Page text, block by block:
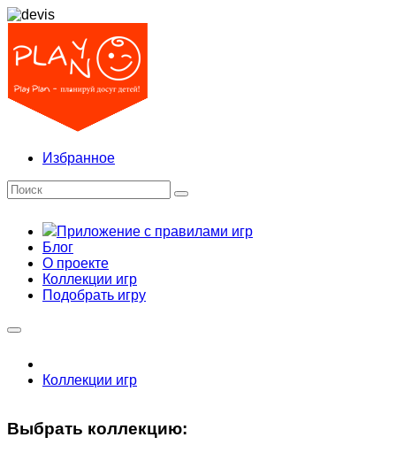
Избранное
Приложение с правилами игр
Блог
О проекте
Коллекции игр
Подобрать игру
Коллекции игр
Выбрать коллекцию: